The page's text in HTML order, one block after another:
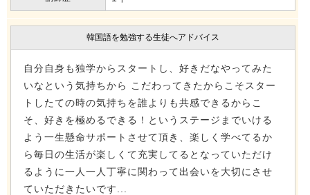
韓国語を勉強する生徒へアドバイス
自分自身も独学からスタートし、好きだなやってみた
いなという気持ちから こだわってきたからこそスター
トしたての時の気持ちを誰よりも共感できるからこ
そ、好きを極めるできる！というステージまでいける
よう一生懸命サポートさせて頂き、楽しく学べてるか
ら毎日の生活が楽しくて充実してるとなっていただけ
るように一人一人丁寧に関わって出会いを大切にさせ
ていただきたいです...